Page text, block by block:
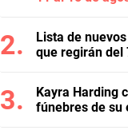
Lista de
que regirán del
Kayra Harding
fúnebres de su